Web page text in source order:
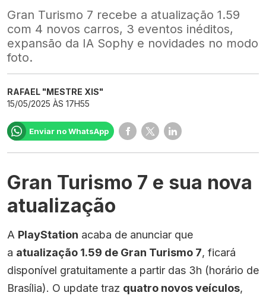
Gran Turismo 7 recebe a atualização 1.59
com 4 novos carros, 3 eventos inéditos,
expansão da IA Sophy e novidades no modo
foto.
RAFAEL "MESTRE XIS"
15/05/2025 ÀS 17H55
Enviar no WhatsApp
Gran Turismo 7 e sua nova
atualização
A PlayStation acaba de anunciar que
a atualização 1.59 de Gran Turismo 7, ficará
disponível gratuitamente a partir das 3h (horário de
Brasília). O update traz quatro novos veículos,